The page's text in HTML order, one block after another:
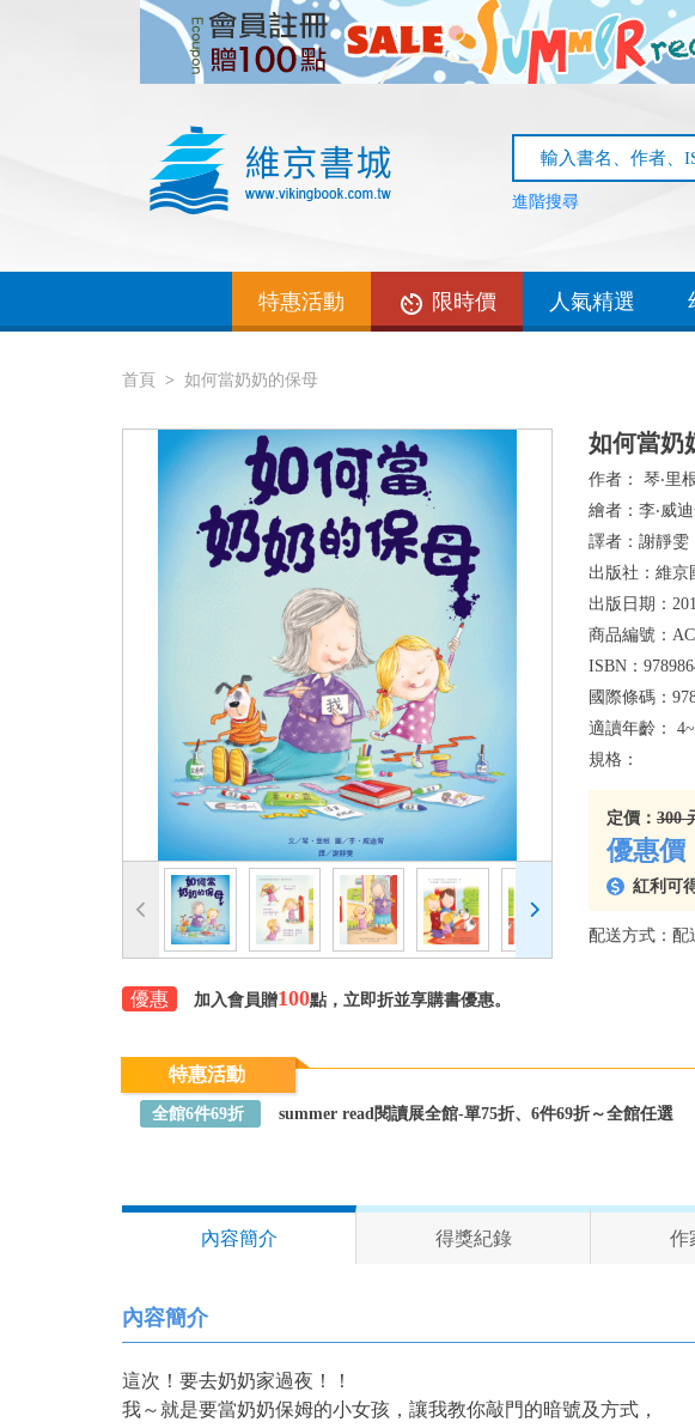
進階搜尋
特惠活動 限時價 人氣精選
首頁 如何當奶奶的保母
優惠 加入會員贈100點，立即折並享購書優惠。
如何當奶
作者： 琴‧里
繪者： 李‧威
譯者： 謝靜雯
出版社： 維京
出版日期：
商品編號：
ISBN：
國際條碼：
適讀年齡：
規格：
定價： 300
優惠價
紅利可
配送方式：配
特惠活動
全館6件69折 summer read閱讀展全館-單75折、6件69折～全館任選
內容簡介 得獎紀錄 作
內容簡介
這次！要去奶奶家過夜！！
我～就是要當奶奶保姆的小女孩，讓我教你敲門的暗號及方式，